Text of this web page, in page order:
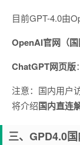
目前GPT-4.0由
OpenAI官网（国
ChatGPT网页版：
注意：国内用户
将介绍国内直连
三、GPD4.0